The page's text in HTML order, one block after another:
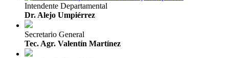
Intendente Departamental
Dr. Alejo Umpiérrez
Secretario General
Tec. Agr. Valentín Martínez